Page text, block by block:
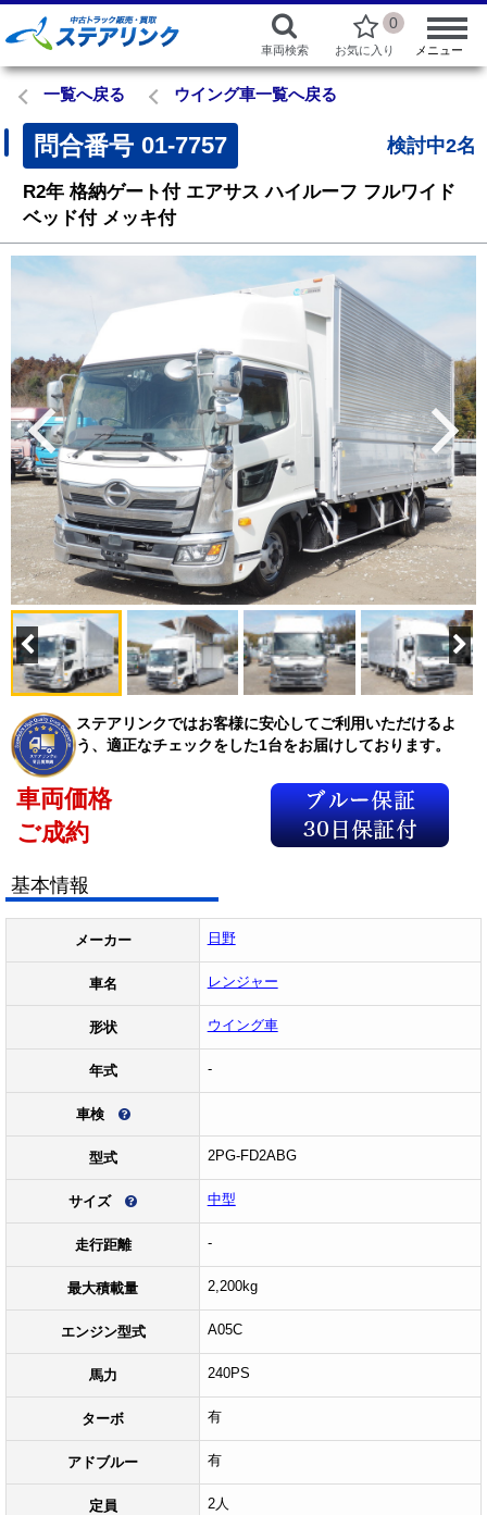
車両検索
0
お気に入り メニュー
一覧へ戻る ウイング車一覧へ戻る
問合番号 01-7757 検討中2名
R2年 格納ゲート付 エアサス ハイルーフ フルワイド
ベッド付 メッキ付
ステアリンクではお客様に安心してご利用いただけるよ
う、適正なチェックをした1台をお届けしております。
車両価格
ご成約
基本情報
メーカー 日野
車名 レンジャー
形状 ウイング車
年式 -
車検
型式 2PG-FD2ABG
サイズ 中型
走行距離 -
最大積載量 2,200kg
エンジン型式 A05C
馬力 240PS
ターボ 有
アドブルー 有
定員 2人